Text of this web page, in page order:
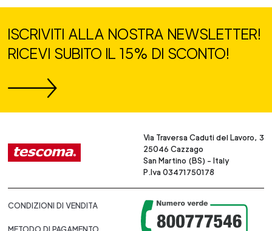
ISCRIVITI ALLA NOSTRA NEWSLETTER!
RICEVI SUBITO IL 15% DI SCONTO!
Via Traversa Caduti del Lavoro, 3
25046 Cazzago
San Martino (BS) - Italy
P.Iva 03471750178
CONDIZIONI DI VENDITA